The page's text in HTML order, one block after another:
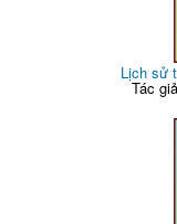
Lịch sử
Tác